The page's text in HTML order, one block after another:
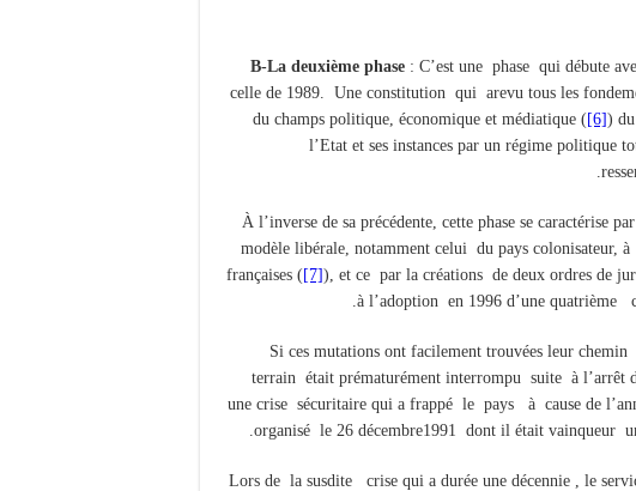
B-La deuxième phase : C’est une phase qui débute
celle de 1989. Une constitution qui arevu tous les
du champs politique, économique et médiatique ([6])
l’Etat et ses instances par un régime politique
À l’inverse de sa précédente, cette phase se caractérise
modèle libérale, notamment celui du pays colonisateur,
françaises ([7]), et ce par la créations de deux ordres de
à l’adoption en 1996 d’une quatrième
Si ces mutations ont facilement trouvées leur
terrain était prématurément interrompu suite à l’arrêt
une crise sécuritaire qui a frappé le pays à cause de
organisé le 26 décembre1991 dont il était vainqueur
Lors de la susdite crise qui a durée une décennie , le